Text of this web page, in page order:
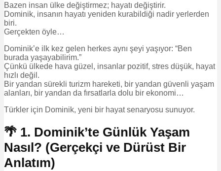
Bazen insan ülke değiştirmez; hayatı değiştirir.
Dominik, insanın hayatı yeniden kurabildiği nadir yerlerden
biri.
Gerçekten öyle…
Dominik’e ilk kez gelen herkes aynı şeyi yaşıyor: “Ben
burada yaşayabilirim.”
Çünkü ülkede hava güzel, insanlar pozitif, stres düşük, hayat
hızlı değil.
Bir yandan sürekli turizm hareketi, bir yandan güvenli yaşam
alanları, bir yandan da fırsatlarla dolu bir ekonomi…
Türkler için Dominik, yeni bir hayat senaryosu sunuyor.
🌴 1. Dominik’te Günlük Yaşam
Nasıl? (Gerçekçi ve Dürüst Bir
Anlatım)